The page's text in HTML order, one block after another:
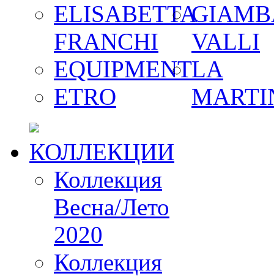
ELISABETTA
FRANCHI
EQUIPMENT
ETRO
VALLI
LA
КОЛЛЕКЦИИ
Коллекция
Весна/Лето
2020
Коллекция